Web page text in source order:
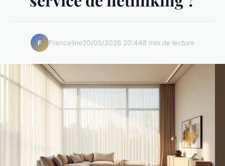
F Franceline20/05/2026 20:448 min de lecture